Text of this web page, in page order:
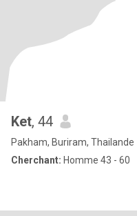
Ket, 44
Pakham, Buriram, Thailande
Cherchant: Homme 43 - 60